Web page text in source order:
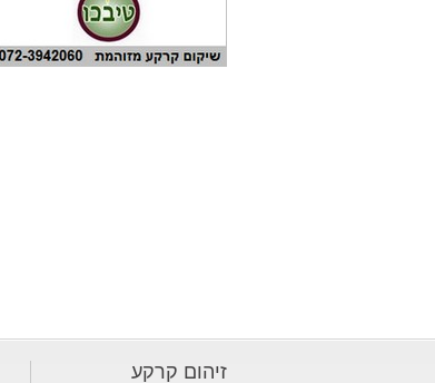
זיהום קרקע